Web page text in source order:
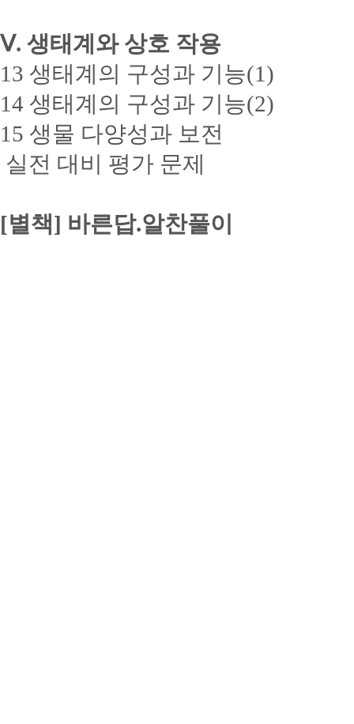
Ⅴ. 생태계와 상호 작용
13 생태계의 구성과 기능(1)
14 생태계의 구성과 기능(2)
15 생물 다양성과 보전
실전 대비 평가 문제
[별책] 바른답.알찬풀이